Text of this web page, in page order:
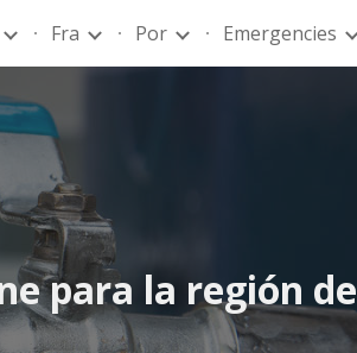
Fra Por Emergencies
para la región de